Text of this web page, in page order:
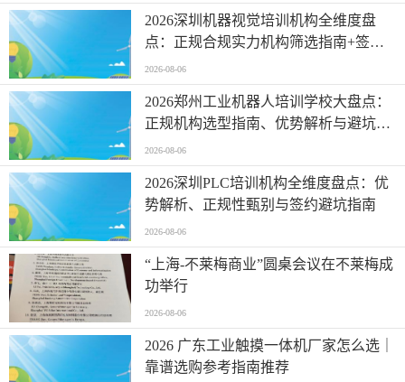
2026深圳机器视觉培训机构全维度盘
点：正规合规实力机构筛选指南+签约
避坑FAQ
2026-08-06
2026郑州工业机器人培训学校大盘点：
正规机构选型指南、优势解析与避坑
FAQ大全
2026-08-06
2026深圳PLC培训机构全维度盘点：优
势解析、正规性甄别与签约避坑指南
2026-08-06
“上海-不莱梅商业”圆桌会议在不莱梅成
功举行
2026-08-06
2026 广东工业触摸一体机厂家怎么选｜
靠谱选购参考指南推荐